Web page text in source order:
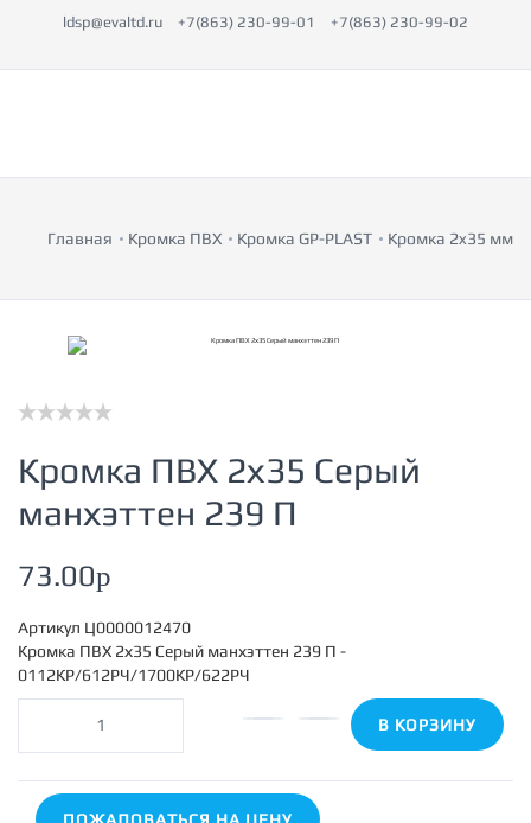
ldsp@evaltd.ru +7(863) 230-99-01 +7(863) 230-99-02
Главная Кромка ПВХ Кромка GP-PLAST Кромка 2x35 мм
Кромка ПВХ 2х35 Серый
манхэттен 239 П
73.00p
Артикул Ц0000012470
Кромка ПВХ 2х35 Серый манхэттен 239 П -
0112КР/612РЧ/1700КР/622РЧ
В КОРЗИНУ